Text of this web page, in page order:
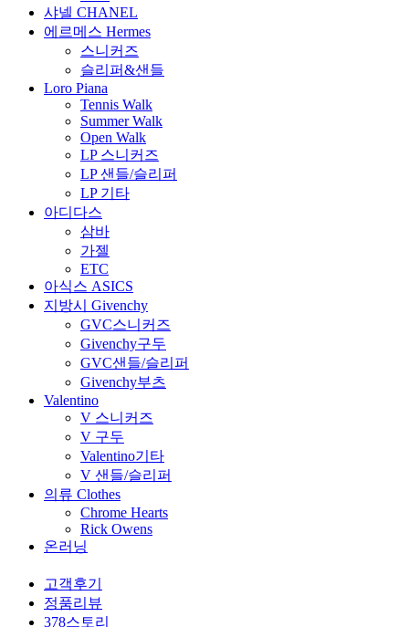
샤넬 CHANEL
에르메스 Hermes
스니커즈
슬리퍼&샌들
Loro Piana
Tennis Walk
Summer Walk
Open Walk
LP 스니커즈
LP 샌들/슬리퍼
LP 기타
아디다스
삼바
가젤
ETC
아식스 ASICS
지방시 Givenchy
GVC스니커즈
Givenchy구두
GVC샌들/슬리퍼
Givenchy부츠
Valentino
V 스니커즈
V 구두
Valentino기타
V 샌들/슬리퍼
의류 Clothes
Chrome Hearts
Rick Owens
온러닝
고객후기
정품리뷰
378스토리